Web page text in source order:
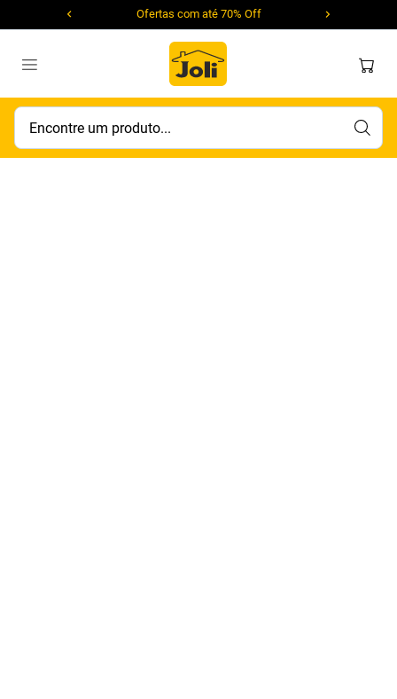
Ofertas com até 70% Off
Encontre um produto...